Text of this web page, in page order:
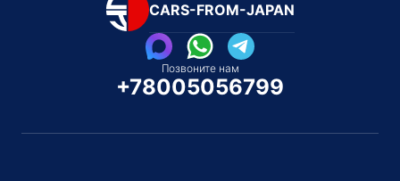
CARS-FROM-JAPAN
Позвоните нам
+78005056799